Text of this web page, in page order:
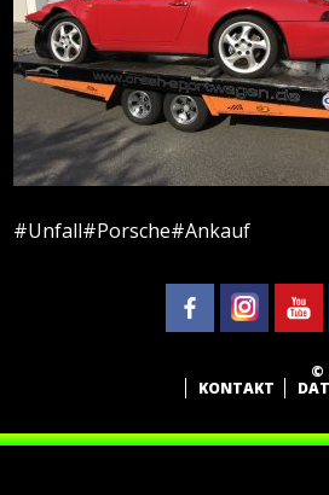
#Unfall#Porsche#Ankauf
©
KONTAKT